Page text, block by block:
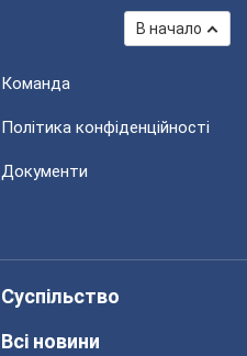
В начало
Команда
Політика конфіденційності
Документи
Суспільство
Всі новини